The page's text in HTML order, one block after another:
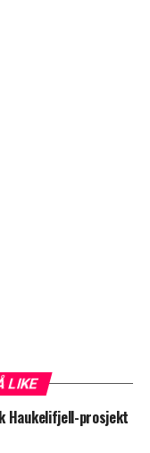
LIKE
Haukelifjell-prosjekt